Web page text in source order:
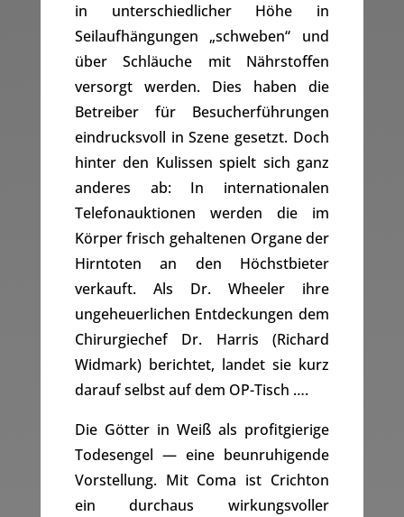
in unterschiedlicher Höhe in
Seilaufhängungen „schweben“ und
über Schläuche mit Nährstoffen
versorgt werden. Dies haben die
Betreiber für Besucherführungen
eindrucksvoll in Szene gesetzt. Doch
hinter den Kulissen spielt sich ganz
anderes ab: In internationalen
Telefonauktionen werden die im
Körper frisch gehaltenen Organe der
Hirntoten an den Höchstbieter
verkauft. Als Dr. Wheeler ihre
ungeheuerlichen Entdeckungen dem
Chirurgiechef Dr. Harris (Richard
Widmark) berichtet, landet sie kurz
darauf selbst auf dem OP-Tisch ….
Die Götter in Weiß als profitgierige
Todesengel — eine beunruhigende
Vorstellung. Mit Coma ist Crichton
ein durchaus wirkungsvoller